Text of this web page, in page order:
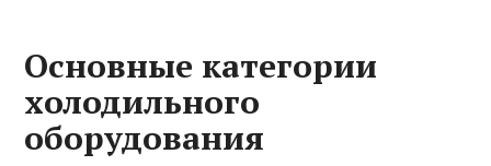
Основные категории
холодильного
оборудования